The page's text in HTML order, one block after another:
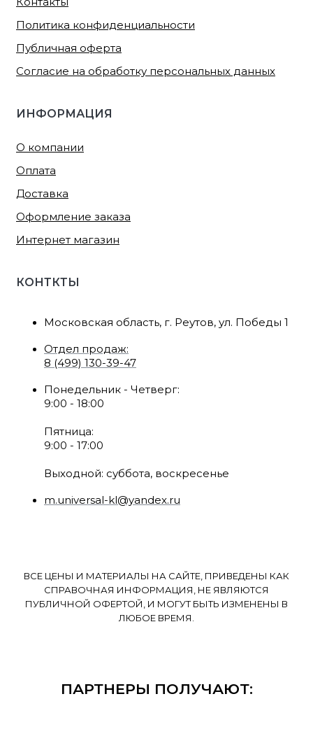
Политика конфиденциальности
Публичная оферта
Согласие на обработку персональных данных
ИНФОРМАЦИЯ
О компании
Оплата
Доставка
Оформление заказа
Интернет магазин
КОНТКТЫ
Московская область, г. Реутов, ул. Победы 1
Отдел продаж:
8 (499) 130-39-47
Понедельник - Четверг:
9:00 - 18:00
Пятница:
9:00 - 17:00
Выходной: суббота, воскресенье
m.universal-kl@yandex.ru
ВСЕ ЦЕНЫ И МАТЕРИАЛЫ НА САЙТЕ, ПРИВЕДЕНЫ КАК
СПРАВОЧНАЯ ИНФОРМАЦИЯ, НЕ ЯВЛЯЮТСЯ
ПУБЛИЧНОЙ ОФЕРТОЙ, И МОГУТ БЫТЬ ИЗМЕНЕНЫ В
ЛЮБОЕ ВРЕМЯ.
ПАРТНЕРЫ ПОЛУЧАЮТ: